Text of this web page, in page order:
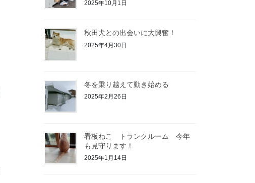
2025年10月1日
秋田犬との出会いに大興奮！
2025年4月30日
冬を乗り越えて動き始める
2025年2月26日
看板ねこ トランクルーム 今年
も見守ります！
2025年1月14日